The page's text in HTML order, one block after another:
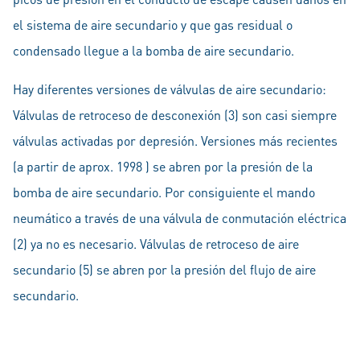
el sistema de aire secundario y que gas residual o
condensado llegue a la bomba de aire secundario.
Hay diferentes versiones de válvulas de aire secundario:
Válvulas de retroceso de desconexión (3) son casi siempre
válvulas activadas por depresión. Versiones más recientes
(a partir de aprox. 1998 ) se abren por la presión de la
bomba de aire secundario. Por consiguiente el mando
neumático a través de una válvula de conmutación eléctrica
(2) ya no es necesario. Válvulas de retroceso de aire
secundario (5) se abren por la presión del flujo de aire
secundario.